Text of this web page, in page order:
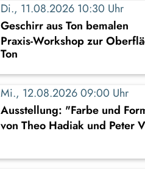
Di., 11.08.2026 10:30 Uhr
Geschirr aus Ton bemalen
Praxis-Workshop zur
Ton
Mi., 12.08.2026 09:00 Uhr
Ausstellung: "Farbe und
von Theo Hadiak und Peter